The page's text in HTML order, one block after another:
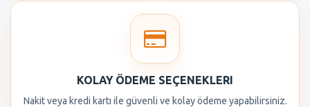
KOLAY ÖDEME SEÇENEKLERI
Nakit veya kredi kartı ile güvenli ve kolay ödeme yapabilirsiniz.